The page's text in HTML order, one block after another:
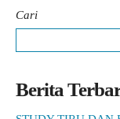
Cari
Berita